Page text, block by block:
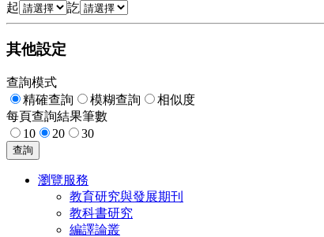
起
訖
其他設定
查詢模式
精確查詢
模糊查詢
相似度
每頁查詢結果筆數
10
20 30
查詢
瀏覽服務
教育研究與發展期刊
教科書研究
編譯論叢